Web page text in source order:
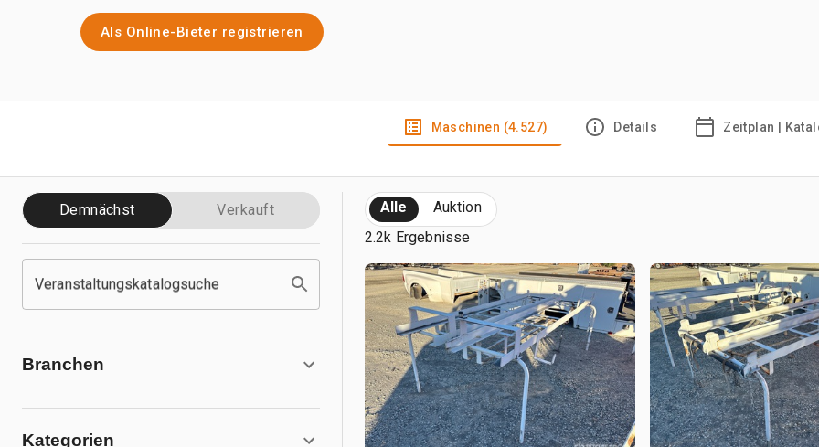
Als Online-Bieter registrieren
Maschinen (4.527) Details Zeitplan |
Demnächst Verkauft
Veranstaltungskatalogsuche
Branchen
Kategorien
Alle
Auktion
2.2k Ergebnisse